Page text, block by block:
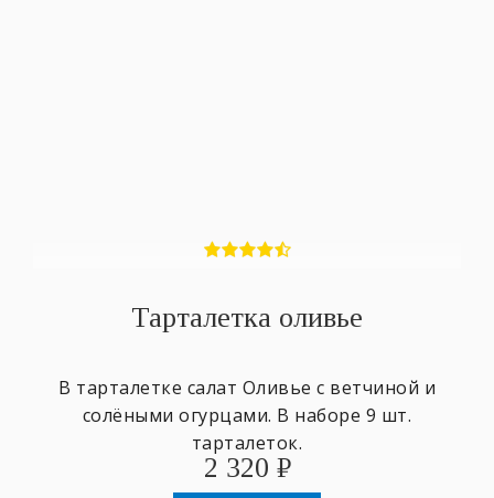
Тарталетка оливье
В тарталетке салат Оливье с ветчиной и
солёными огурцами. В наборе 9 шт.
тарталеток.
2 320 ₽